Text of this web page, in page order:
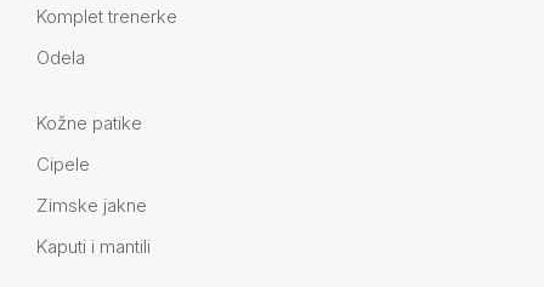
Komplet trenerke
Odela
Kožne patike
Cipele
Zimske jakne
Kaputi i mantili